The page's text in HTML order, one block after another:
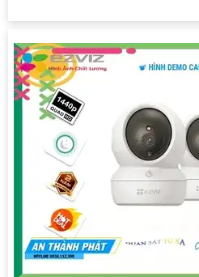
năng chống bụi, nước, đảm bảo
điều kiện thời tiết